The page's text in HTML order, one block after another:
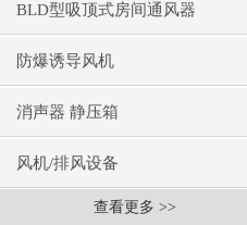
BLD型吸顶式房间通风器
防爆诱导风机
消声器 静压箱
风机/排风设备
查看更多 >>